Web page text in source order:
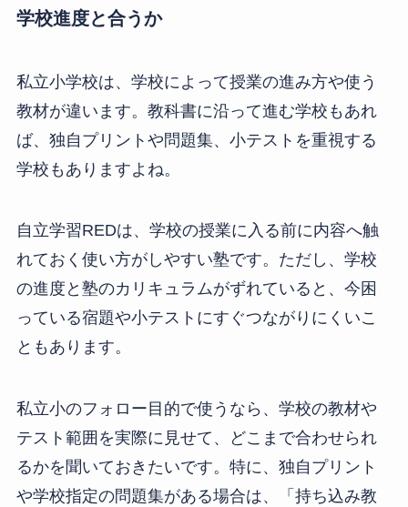
学校進度と合うか
私立小学校は、学校によって授業の進み方や使う
教材が違います。教科書に沿って進む学校もあれ
ば、独自プリントや問題集、小テストを重視する
学校もありますよね。
自立学習REDは、学校の授業に入る前に内容へ触
れておく使い方がしやすい塾です。ただし、学校
の進度と塾のカリキュラムがずれていると、今困
っている宿題や小テストにすぐつながりにくいこ
ともあります。
私立小のフォロー目的で使うなら、学校の教材や
テスト範囲を実際に見せて、どこまで合わせられ
るかを聞いておきたいです。特に、独自プリント
や学校指定の問題集がある場合は、「持ち込み教